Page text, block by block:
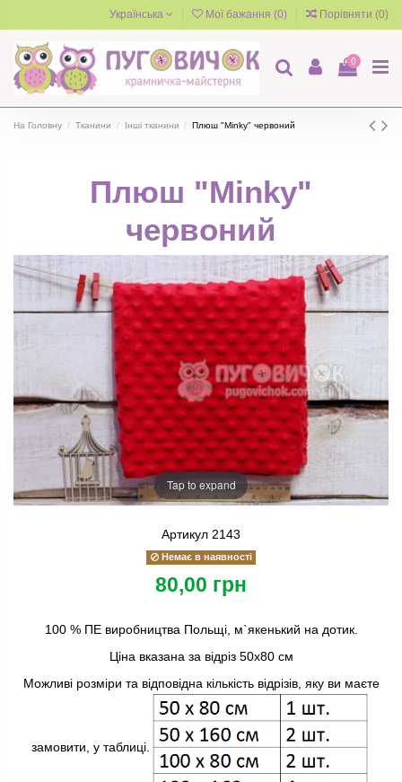
Українська Мої бажання (0) Порівняти (0)
0
На Головну Тканини Інші тканини Плюш "Minky" червоний
Плюш "Minky"
червоний
Tap to expand
Артикул 2143
Немає в наявності
80,00 грн
100 % ПЕ виробництва Польщі, м`якенький на дотик.
Ціна вказана за відріз 50х80 см
Можливі розміри та відповідна кількість відрізів, яку ви маєте
замовити, у таблиці.